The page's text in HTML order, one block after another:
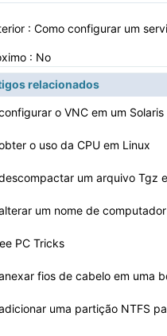
: Como configurar um
: No
relacionados
o VNC em um Solaris
o uso da CPU em Linux
um arquivo Tgz
um nome de
PC Tricks
fios de cabelo em uma